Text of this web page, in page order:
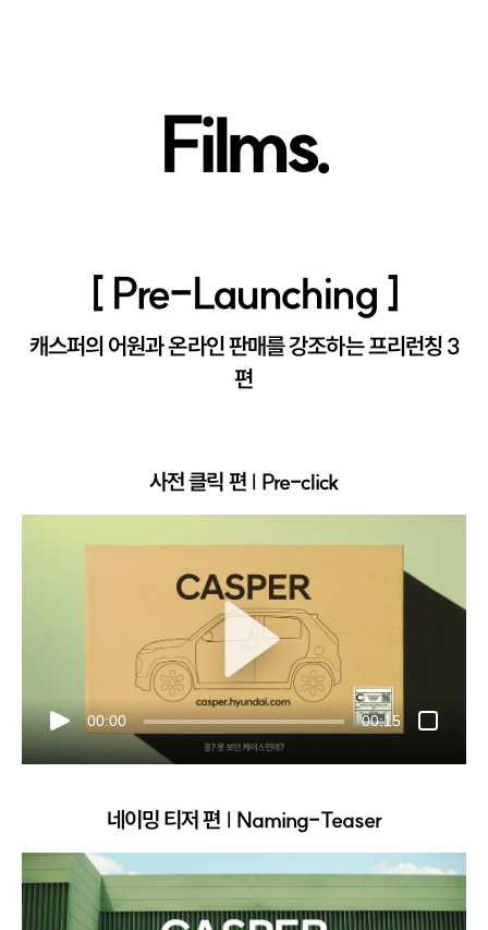
Films.
[ Pre-Launching ]
캐스퍼의 어원과 온라인 판매를 강조하는 프리런칭 3
편
사전 클릭 편 | Pre-click
00:00 00:15
네이밍 티저 편 | Naming-Teaser